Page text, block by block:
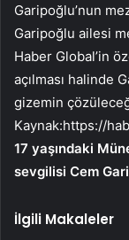
Garipoğlu’nun
Garipoğlu ailesi
Haber Global’in
açılması halinde
gizemin
Kaynak:https://
17 yaşındaki
sevgilisi Cem
İlgili Makaleler